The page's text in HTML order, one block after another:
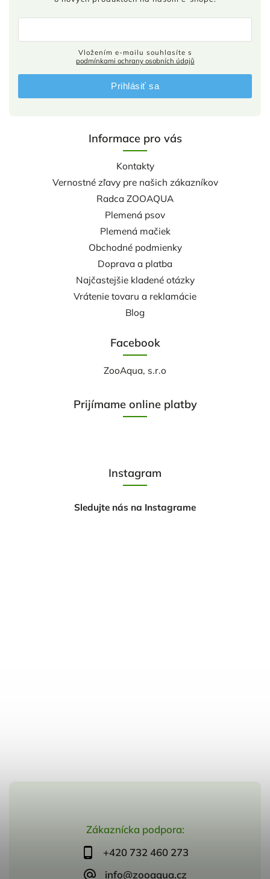
Zákaznícka podpora:
+420 732 460 273
info@zooaqua.cz
Informace pro vás
Kontakty
Vernostné zľavy pre našich zákazníkov
Radca ZOOAQUA
Plemená psov
Plemená mačiek
Obchodné podmienky
Doprava a platba
Najčastejšie kladené otázky
Vrátenie tovaru a reklamácie
Blog
Facebook
ZooAqua, s.r.o
podmínkami ochrany osobních údajů
Prihlásiť sa
Prijímame online platby
Instagram
Sledujte nás na Instagrame